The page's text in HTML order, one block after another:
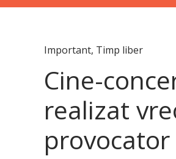
Important, Timp liber
Cine-
realizat
provocator